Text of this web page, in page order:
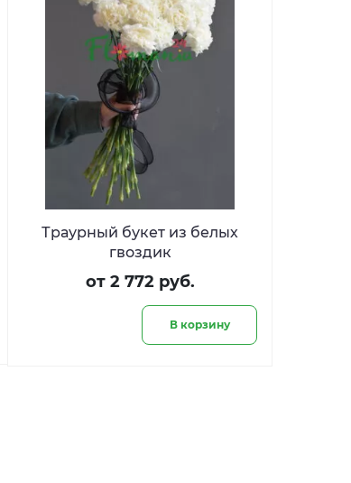
Траурный букет из белых
гвоздик
от 2 772 руб.
В корзину